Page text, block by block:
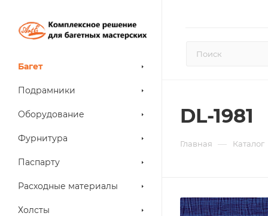
Багет
Подрамники
Оборудование
Фурнитура
Паспарту
Расходные материалы
Холсты
DL-1981
Главная — Каталог